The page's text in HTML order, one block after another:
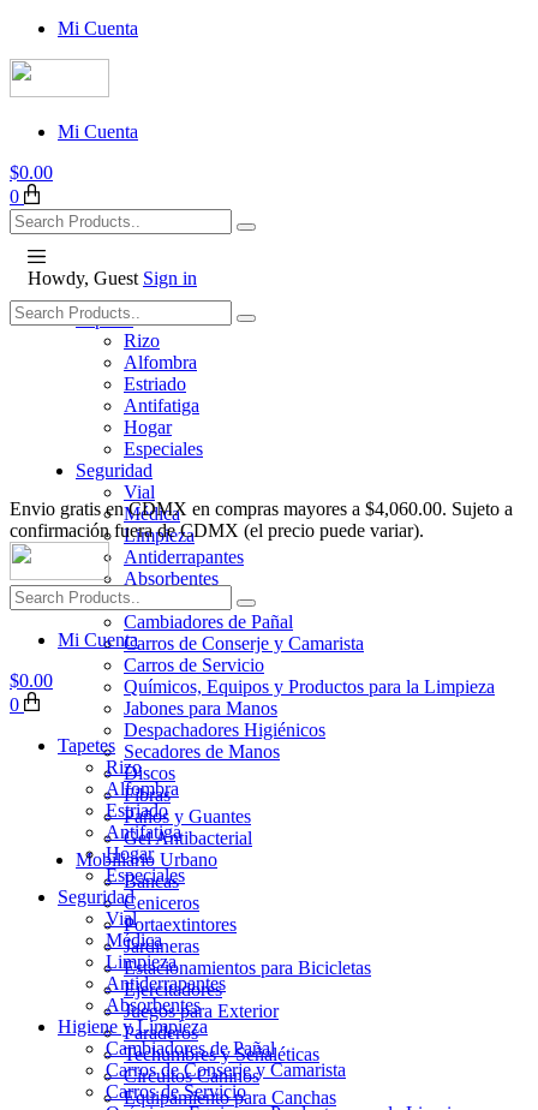
Mi Cuenta
Mi Cuenta
$0.00
0
Howdy, Guest Sign in
Tapetes
Rizo
Alfombra
Estriado
Antifatiga
Hogar
Especiales
Seguridad
Vial
Médica
Limpieza
Antiderrapantes
Absorbentes
Higiene y Limpieza
Cambiadores de Pañal
Carros de Conserje y Camarista
Carros de Servicio
Químicos, Equipos y Productos para la Limpieza
Jabones para Manos
Despachadores Higiénicos
Secadores de Manos
Discos
Fibras
Paños y Guantes
Gel Antibacterial
Mobiliario Urbano
Bancas
Ceniceros
Portaextintores
Jardineras
Estacionamientos para Bicicletas
Ejercitadores
Juegos para Exterior
Paraderos
Techumbres y Señaléticas
Circuitos Caninos
Equipamiento para Canchas
Envio gratis en CDMX en compras mayores a $4,060.00. Sujeto a
confirmación fuera de CDMX (el precio puede variar).
Mi Cuenta
$0.00
0
Tapetes
Rizo
Alfombra
Estriado
Antifatiga
Hogar
Especiales
Seguridad
Vial
Médica
Limpieza
Antiderrapantes
Absorbentes
Higiene y Limpieza
Cambiadores de Pañal
Carros de Conserje y Camarista
Carros de Servicio